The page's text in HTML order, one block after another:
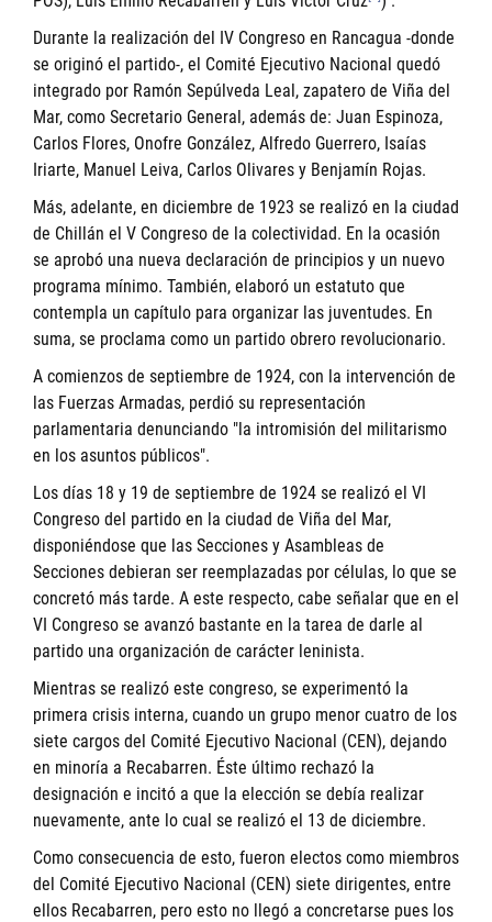
Durante la realización del IV Congreso en Rancagua -donde
se originó el partido-, el Comité Ejecutivo Nacional quedó
integrado por Ramón Sepúlveda Leal, zapatero de Viña del
Mar, como Secretario General, además de: Juan Espinoza,
Carlos Flores, Onofre González, Alfredo Guerrero, Isaías
Iriarte, Manuel Leiva, Carlos Olivares y Benjamín Rojas.
Más, adelante, en diciembre de 1923 se realizó en la ciudad
de Chillán el V Congreso de la colectividad. En la ocasión
se aprobó una nueva declaración de principios y un nuevo
programa mínimo. También, elaboró un estatuto que
contempla un capítulo para organizar las juventudes. En
suma, se proclama como un partido obrero revolucionario.
A comienzos de septiembre de 1924, con la intervención de
las Fuerzas Armadas, perdió su representación
parlamentaria denunciando "la intromisión del militarismo
en los asuntos públicos".
Los días 18 y 19 de septiembre de 1924 se realizó el VI
Congreso del partido en la ciudad de Viña del Mar,
disponiéndose que las Secciones y Asambleas de
Secciones debieran ser reemplazadas por células, lo que se
concretó más tarde. A este respecto, cabe señalar que en el
VI Congreso se avanzó bastante en la tarea de darle al
partido una organización de carácter leninista.
Mientras se realizó este congreso, se experimentó la
primera crisis interna, cuando un grupo menor cuatro de los
siete cargos del Comité Ejecutivo Nacional (CEN), dejando
en minoría a Recabarren. Éste último rechazó la
designación e incitó a que la elección se debía realizar
nuevamente, ante lo cual se realizó el 13 de diciembre.
Como consecuencia de esto, fueron electos como miembros
del Comité Ejecutivo Nacional (CEN) siete dirigentes, entre
ellos Recabarren, pero esto no llegó a concretarse pues los